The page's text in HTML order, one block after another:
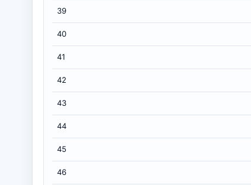
39
40
41
42
43
44
45
46